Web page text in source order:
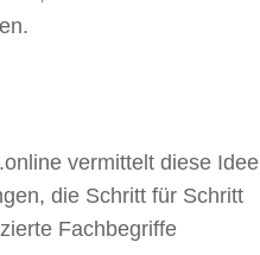
vermittelt diese Idee
die Schritt für Schritt
Fachbegriffe